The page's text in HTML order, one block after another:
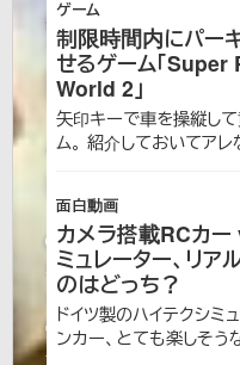
気
に
入
り
2007
年5月
11日
2021
年7月
ゲーム
制限時間内にパー
せるゲーム「
World 2」
矢印キーで車を操縦し
ム。 紹介しておいてア
面白動画
カメラ搭載RCカー
ミュレーター、リ
のはどっち？
ドイツ製のハイテクシミ
ンカー、とても楽しそ